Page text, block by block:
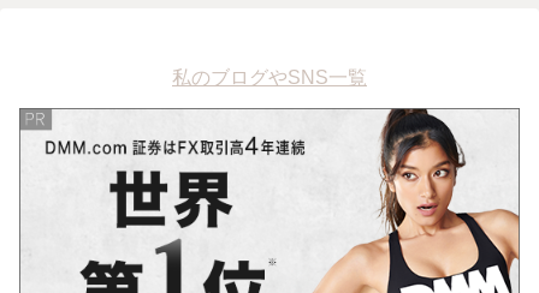
私のブログやSNS一覧